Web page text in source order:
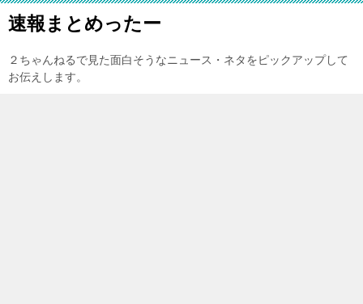
速報まとめったー
２ちゃんねるで見た面白そうなニュース・ネタをピックアップして
お伝えします。